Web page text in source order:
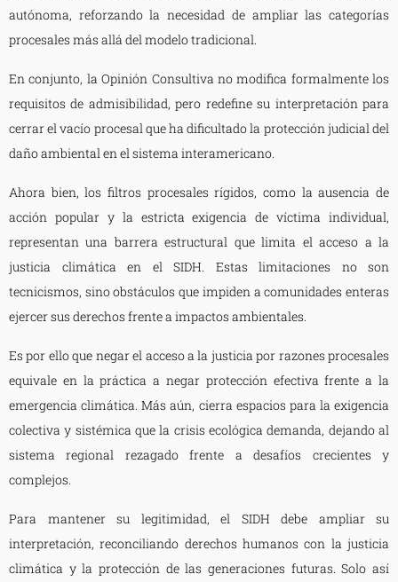
autónoma, reforzando la necesidad de ampliar las categorías
procesales más allá del modelo tradicional.
En conjunto, la Opinión Consultiva no modifica formalmente los
requisitos de admisibilidad, pero redefine su interpretación para
cerrar el vacío procesal que ha dificultado la protección judicial del
daño ambiental en el sistema interamericano.
Ahora bien, los filtros procesales rígidos, como la ausencia de
acción popular y la estricta exigencia de víctima individual,
representan una barrera estructural que limita el acceso a la
justicia climática en el SIDH. Estas limitaciones no son
tecnicismos, sino obstáculos que impiden a comunidades enteras
ejercer sus derechos frente a impactos ambientales.
Es por ello que negar el acceso a la justicia por razones procesales
equivale en la práctica a negar protección efectiva frente a la
emergencia climática. Más aún, cierra espacios para la exigencia
colectiva y sistémica que la crisis ecológica demanda, dejando al
sistema regional rezagado frente a desafíos crecientes y
complejos.
Para mantener su legitimidad, el SIDH debe ampliar su
interpretación, reconciliando derechos humanos con la justicia
climática y la protección de las generaciones futuras. Solo así